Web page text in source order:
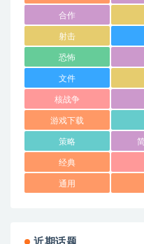
合作
射击
恐怖
文件
核战争
游戏下载
策略
经典
通用
近期话题